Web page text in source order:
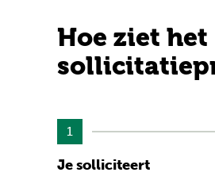
Hoe ziet het
1
Je solliciteert